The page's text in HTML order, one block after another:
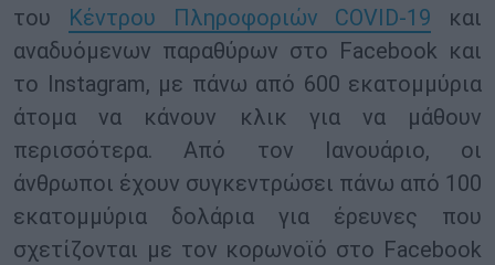
του
Κέντρου Πληροφοριών COVID-19 και
αναδυόμενων παραθύρων στο Facebook και
το Instagram, με πάνω από 600 εκατομμύρια
άτομα να κάνουν κλικ για να μάθουν
περισσότερα. Από τον Ιανουάριο, οι
άνθρωποι έχουν συγκεντρώσει πάνω από 100
εκατομμύρια δολάρια για έρευνες που
σχετίζονται με τον κορωνοϊό στο Facebook